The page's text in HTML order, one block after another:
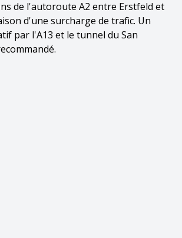
de l'autoroute A2 entre Erstfeld et
d'une surcharge de trafic. Un
par l'A13 et le tunnel du San